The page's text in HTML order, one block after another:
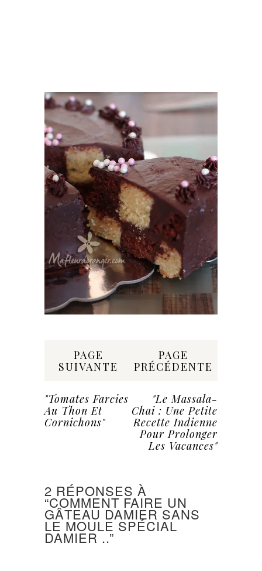
PAGE
SUIVANTE
"Tomates Farcies
Au Thon Et
Cornichons"
PAGE
PRÉCÉDENTE
"Le Massala-
Chai : Une Petite
Recette Indienne
Pour Prolonger
Les Vacances"
2 RÉPONSES À
“COMMENT FAIRE UN
GÂTEAU DAMIER SANS
LE MOULE SPÉCIAL
DAMIER ..”